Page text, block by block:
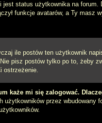
jest status użytkownika na
funkcje avatarów, a Ty
ile postów ten użytkownik
pisz postów tylko po to, żeby
ostrzeżenie.
każe mi się zalogować.
przez